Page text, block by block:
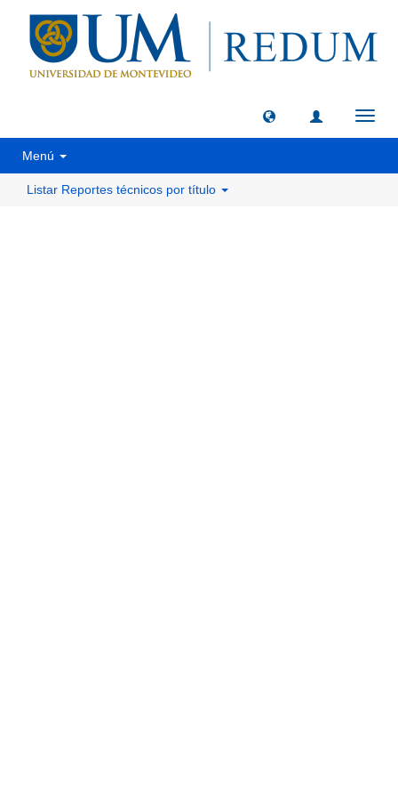
Menú
Listar Reportes técnicos por título